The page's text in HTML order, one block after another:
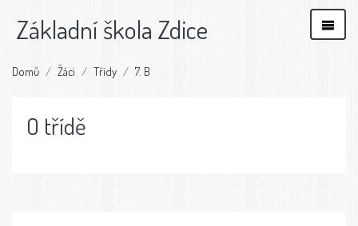
Základní škola Zdice
Domů Žáci Třídy 7. B
O třídě